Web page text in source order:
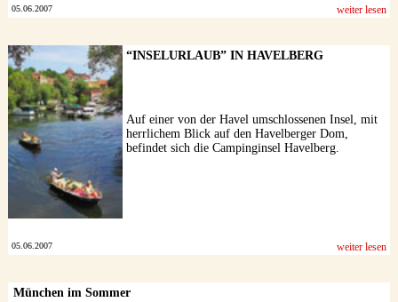
05.06.2007 weiter lesen
“INSELURLAUB” IN HAVELBERG
Auf einer von der Havel umschlossenen Insel, mit
herrlichem Blick auf den Havelberger Dom,
befindet sich die Campinginsel Havelberg.
05.06.2007 weiter lesen
München im Sommer